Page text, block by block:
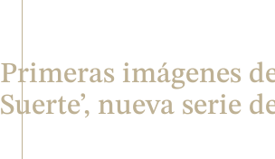
Primeras imágenes
Suerte’, nueva serie